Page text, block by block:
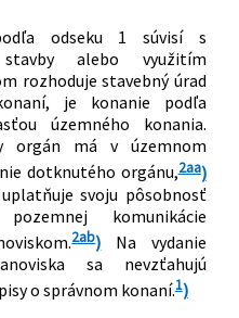
odseku 1 súvisí s
stavby alebo využitím
rozhoduje stavebný úrad
je konanie podľa
územného konania.
orgán má v územnom
dotknutého orgánu,2aa)
svoju pôsobnosť
komunikácie
2ab) Na vydanie
sa nevzťahujú
o správnom konaní.1)